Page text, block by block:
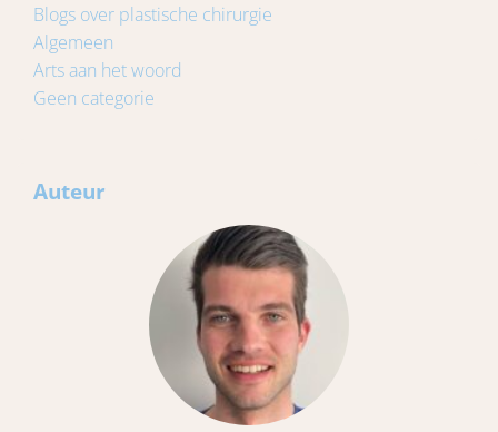
Blogs over plastische chirurgie
Algemeen
Arts aan het woord
Geen categorie
Auteur